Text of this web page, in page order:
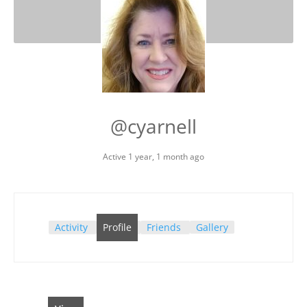
@cyarnell
Active 1 year, 1 month ago
Activity Profile Friends Gallery